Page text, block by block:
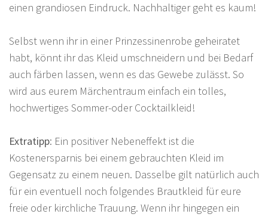
einen grandiosen Eindruck. Nachhaltiger geht es kaum!
Selbst wenn ihr in einer Prinzessinenrobe geheiratet
habt, könnt ihr das Kleid umschneidern und bei Bedarf
auch färben lassen, wenn es das Gewebe zulässt. So
wird aus eurem Märchentraum einfach ein tolles,
hochwertiges Sommer-oder Cocktailkleid!
Extratipp: Ein positiver Nebeneffekt ist die
Kostenersparnis bei einem gebrauchten Kleid im
Gegensatz zu einem neuen. Dasselbe gilt natürlich auch
für ein eventuell noch folgendes Brautkleid für eure
freie oder kirchliche Trauung. Wenn ihr hingegen ein